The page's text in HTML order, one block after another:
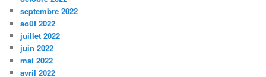
septembre 2022
août 2022
juillet 2022
juin 2022
mai 2022
avril 2022